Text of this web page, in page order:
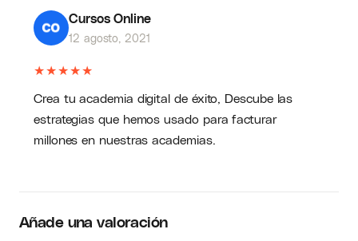
Cursos Online
12 agosto, 2021
★★★★★
Crea tu academia digital de éxito, Descube las
estrategias que hemos usado para facturar
millones en nuestras academias.
Añade una valoración